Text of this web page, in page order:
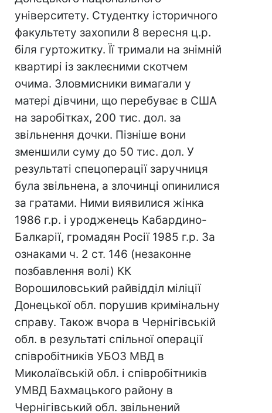
університету. Студентку історичного
факультету захопили 8 вересня ц.р.
біля гуртожитку. Її тримали на знімній
квартирі із заклеєними скотчем
очима. Зловмисники вимагали у
матері дівчини, що перебуває в США
на заробітках, 200 тис. дол. за
звільнення дочки. Пізніше вони
зменшили суму до 50 тис. дол. У
результаті спецоперації заручниця
була звільнена, а злочинці опинилися
за гратами. Ними виявилися жінка
1986 г.р. і уродженець Кабардино-
Балкарії, громадян Росії 1985 г.р. За
ознаками ч. 2 ст. 146 (незаконне
позбавлення волі) КК
Ворошиловський райвідділ міліції
Донецької обл. порушив кримінальну
справу. Також вчора в Чернігівській
обл. в результаті спільної операції
співробітників УБОЗ МВД в
Миколаївській обл. і співробітників
УМВД Бахмацького району в
Чернігівський обл. звільнений